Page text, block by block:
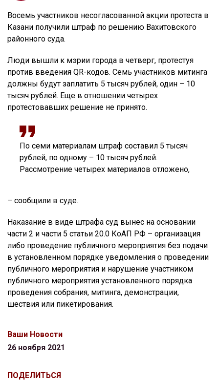
Восемь участников несогласованной акции протеста в
Казани получили штраф по решению Вахитовского
районного суда.
Люди вышли к мэрии города в четверг, протестуя
против введения QR-кодов. Семь участников митинга
должны будут заплатить 5 тысяч рублей, один – 10
тысяч рублей. Еще в отношении четырех
протестовавших решение не принято.
По семи материалам штраф составил 5 тысяч
рублей, по одному – 10 тысяч рублей.
Рассмотрение четырех материалов отложено,
– сообщили в суде.
Наказание в виде штрафа суд вынес на основании
части 2 и части 5 статьи 20.0 КоАП РФ – организация
либо проведение публичного мероприятия без подачи
в установленном порядке уведомления о проведении
публичного мероприятия и нарушение участником
публичного мероприятия установленного порядка
проведения собрания, митинга, демонстрации,
шествия или пикетирования.
Ваши Новости
26 ноября 2021
ПОДЕЛИТЬСЯ